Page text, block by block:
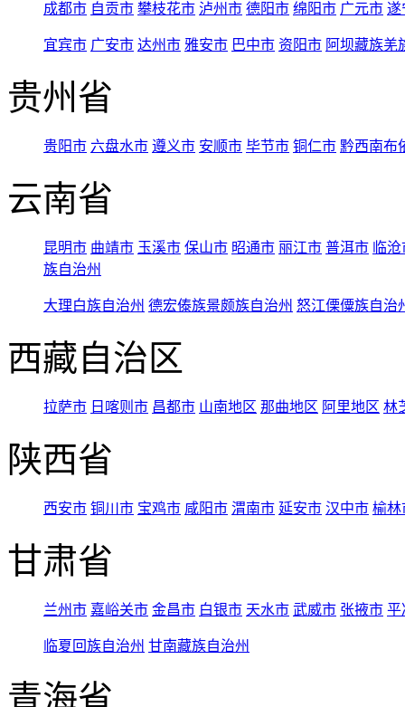
成都市 自贡市 攀枝花市 泸州市 德阳市 绵阳市 广元市 遂
宜宾市 广安市 达州市 雅安市 巴中市 资阳市 阿坝藏族羌
贵州省
贵阳市 六盘水市 遵义市 安顺市 毕节市 铜仁市 黔西南布
云南省
昆明市 曲靖市 玉溪市 保山市 昭通市 丽江市 普洱市 临
族自治州
大理白族自治州 德宏傣族景颇族自治州 怒江傈僳族自治
西藏自治区
拉萨市 日喀则市 昌都市 山南地区 那曲地区 阿里地区 林
陕西省
西安市 铜川市 宝鸡市 咸阳市 渭南市 延安市 汉中市 榆林
甘肃省
兰州市 嘉峪关市 金昌市 白银市 天水市 武威市 张掖市 平
临夏回族自治州 甘南藏族自治州
青海省